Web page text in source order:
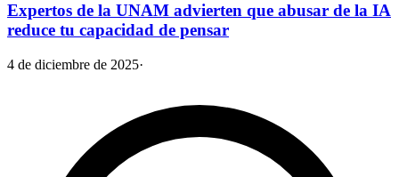
Expertos de la UNAM advierten que abusar de la IA
reduce tu capacidad de pensar
4 de diciembre de 2025·